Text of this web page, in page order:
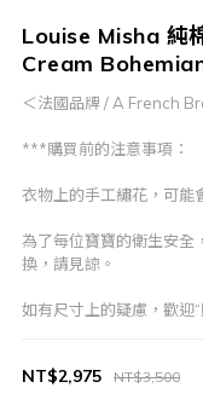
Louise Misha 純
Cream
＜法國品牌 / A French
***購買前的注意事項：
衣物上的手工繡花，可能
為了每位寶寶的衛生安全
換，請見諒。
如有尺寸上的疑慮，歡迎
NT$3,500
NT$2,975